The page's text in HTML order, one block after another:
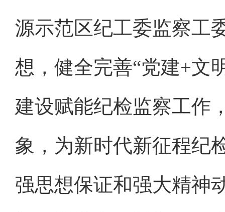
源示范区纪工委监察工
想，健全完善“党建+文
建设赋能纪检监察工作
象，为新时代新征程纪
强思想保证和强大精神